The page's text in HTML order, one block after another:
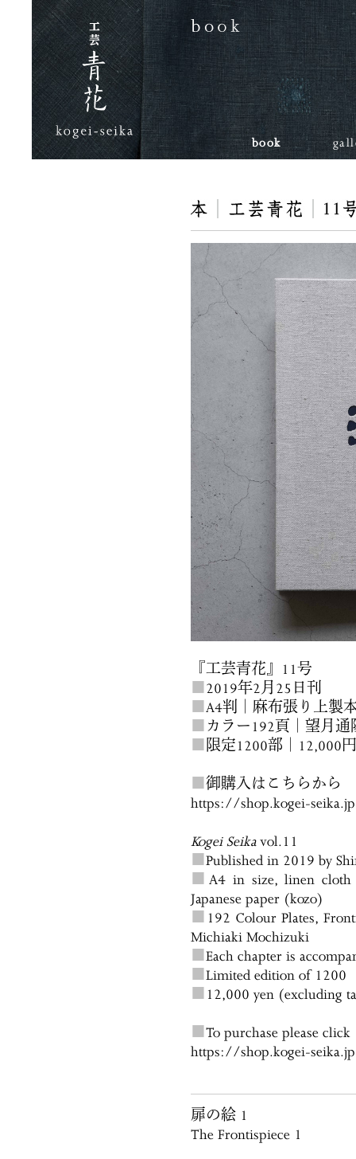
book
『工芸青花』11号
■2019年2月25日刊
■A4判｜麻布張り上製
■カラー192頁｜望月
■ 限定1200部｜12,000
■御購入はこちらから
https://shop.kogei-
Kogei Seikavol.11
■Published in 2019 by
■A4 in size, linen cloth
Japanese paper (kozo)
■ 192 Colour Plates,
Michiaki Mochizuki
■Each chapter is
■Limited edition of 1200
■ 12,000 yen (excluding
■To purchase please click
https://shop.kogei-
扉の絵 1
The Frontispiece 1